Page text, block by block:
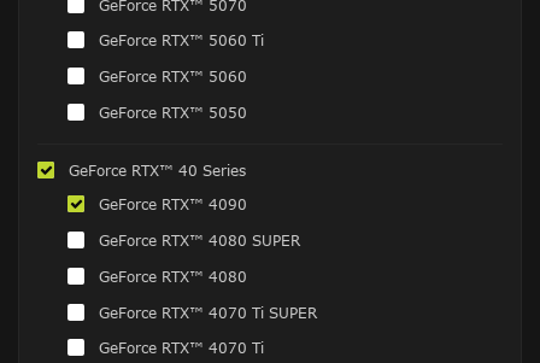
GeForce RTX™ 5070
GeForce RTX™ 5060 Ti
GeForce RTX™ 5060
GeForce RTX™ 5050
GeForce RTX™ 40 Series
GeForce RTX™ 4090
GeForce RTX™ 4080 SUPER
GeForce RTX™ 4080
GeForce RTX™ 4070 Ti SUPER
GeForce RTX™ 4070 Ti